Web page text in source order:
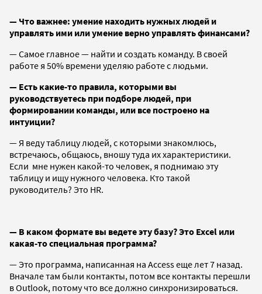
— Что важнее: умение находить нужных людей и
управлять ими или умение верно управлять финансами?
— Самое главное — найти и создать команду. В своей
работе я 50% времени уделяю работе с людьми.
— Есть какие-то правила, которыми вы
руководствуетесь при подборе людей, при
формировании команды, или все построено на
интуиции?
— Я веду таблицу людей, с которыми знакомлюсь,
встречаюсь, общаюсь, вношу туда их характеристики.
Если мне нужен какой-то человек, я поднимаю эту
таблицу и ищу нужного человека. Кто такой
руководитель? Это HR.
— В каком формате вы ведете эту базу? Это Excel или
какая-то специальная программа?
— Это программа, написанная на Access еще лет 7 назад.
Вначале там были контакты, потом все контакты перешли
в Outlook, потому что все должно синхронизироваться.